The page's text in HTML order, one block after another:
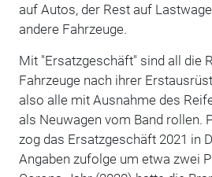
auf Autos, der Rest auf
andere Fahrzeuge.
Mit "Ersatzgeschäft" sind all die
Fahrzeuge nach ihrer
also alle mit Ausnahme des
als Neuwagen vom Band rollen.
zog das Ersatzgeschäft 2021 in
Angaben zufolge um etwa zwei